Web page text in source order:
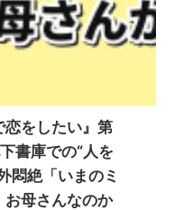
恋をしたい』第
書庫での“人を
悶絶「いまのミ
お母さんなのか